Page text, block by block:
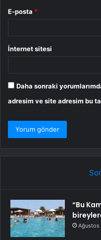
E-posta *
İnternet sitesi
Daha sonraki
adresim ve site adresim bu
“Bu
Ağustos